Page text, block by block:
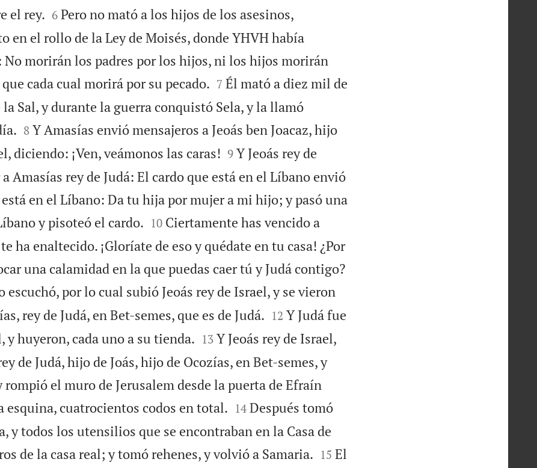
el rey.
6 Pero no mató a los hijos de los asesinos,
en el rollo de la Ley de Moisés, donde YHVH había
No morirán los padres por los hijos, ni los hijos morirán
cada cual morirá por su pecado.
7 Él mató a diez mil de
la Sal, y durante la guerra conquistó Sela, y la llamó

8 Y Amasías envió mensajeros a Jeoás ben Joacaz, hijo
diciendo: ¡Ven, veámonos las caras!
9 Y Jeoás rey de
Amasías rey de Judá: El cardo que está en el Líbano envió
en el Líbano: Da tu hija por mujer a mi hijo; y pasó una
y pisoteó el cardo.
10 Ciertamente has vencido a
ha enaltecido. ¡Gloríate de eso y quédate en tu casa! ¿Por
una calamidad en la que puedas caer tú y Judá contigo?
escuchó, por lo cual subió Jeoás rey de Israel, y se vieron
rey de Judá, en Bet-semes, que es de Judá.
12 Y Judá fue
y huyeron, cada uno a su tienda.
13 Y Jeoás rey de Israel,
de Judá, hijo de Joás, hijo de Ocozías, en Bet-semes, y
rompió el muro de Jerusalem desde la puerta de Efraín
esquina, cuatrocientos codos en total.
14 Después tomó
y todos los utensilios que se encontraban en la Casa de
de la casa real; y tomó rehenes, y volvió a Samaria.
15 El